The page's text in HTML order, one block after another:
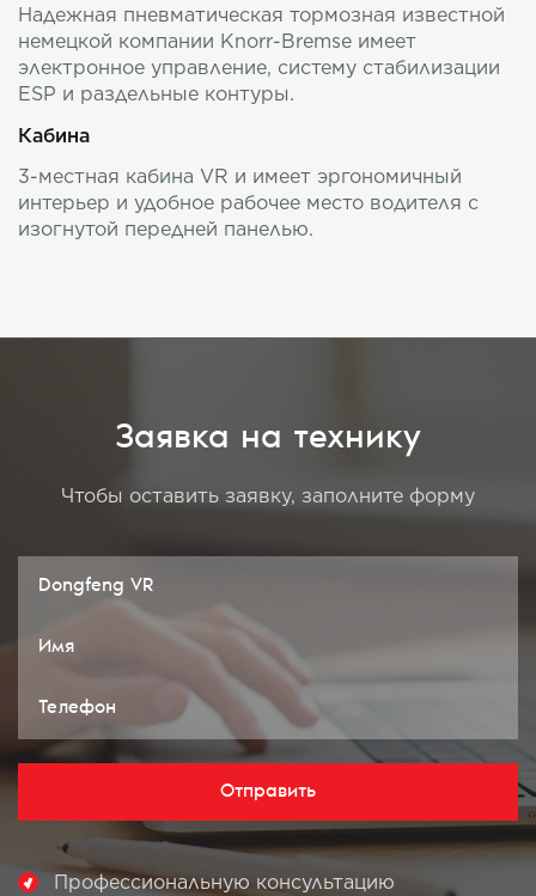
Надежная пневматическая тормозная известной
немецкой компании Knorr-Bremse имеет
электронное управление, систему стабилизации
ESP и раздельные контуры.
Кабина
3-местная кабина VR и имеет эргономичный
интерьер и удобное рабочее место водителя с
изогнутой передней панелью.
Заявка на технику
Чтобы оставить заявку, заполните форму
Отправить
Профессиональную консультацию